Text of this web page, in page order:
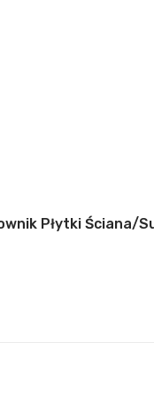
Płytki Ściana/